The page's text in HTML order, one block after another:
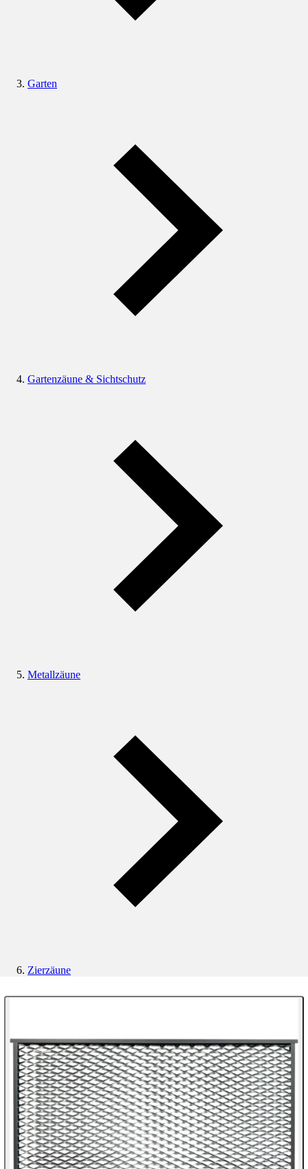
Garten
Gartenzäune & Sichtschutz
Metallzäune
Zierzäune